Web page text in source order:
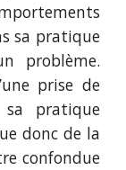
sa pratique
problème.
prise de
sa pratique
donc de la
confondue